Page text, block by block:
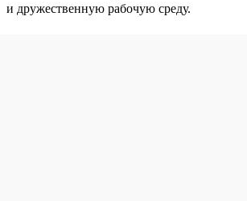
и дружественную рабочую среду.